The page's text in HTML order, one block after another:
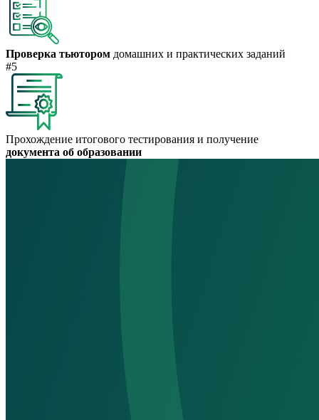
Проверка тьютором домашних и практических заданий
#5
Прохождение итогового тестирования и получение
документа об образовании